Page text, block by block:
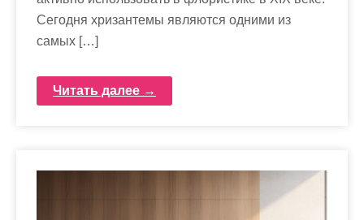
Сегодня хризантемы являются одними из
самых […]
Читать далее →